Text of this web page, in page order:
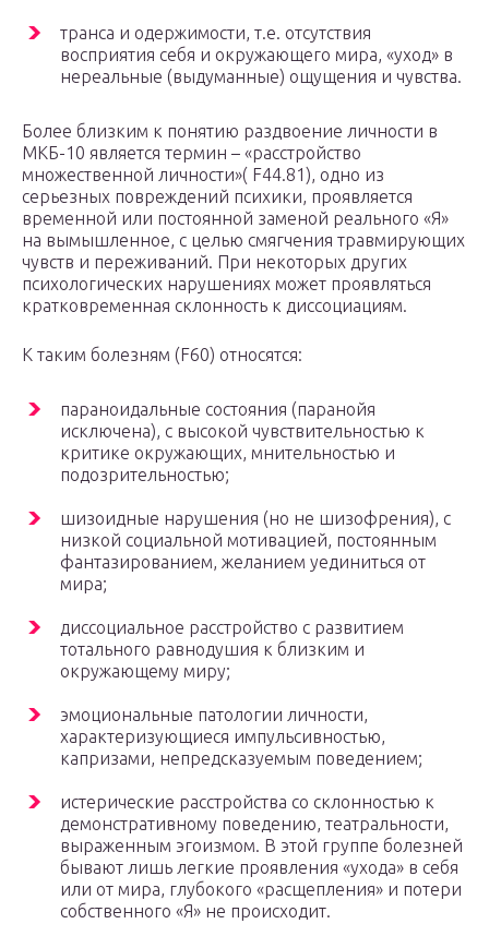
транса и одержимости, т.е. отсутствия
восприятия себя и окружающего мира, «уход» в
нереальные (выдуманные) ощущения и чувства.
Более близким к понятию раздвоение личности в
МКБ-10 является термин – «расстройство
множественной личности»( F44.81), одно из
серьезных повреждений психики, проявляется
временной или постоянной заменой реального «Я»
на вымышленное, с целью смягчения травмирующих
чувств и переживаний. При некоторых других
психологических нарушениях может проявляться
кратковременная склонность к диссоциациям.
К таким болезням (F60) относятся:
параноидальные состояния (паранойя
исключена), с высокой чувствительностью к
критике окружающих, мнительностью и
подозрительностью;
шизоидные нарушения (но не шизофрения), с
низкой социальной мотивацией, постоянным
фантазированием, желанием уединиться от
мира;
диссоциальное расстройство с развитием
тотального равнодушия к близким и
окружающему миру;
эмоциональные патологии личности,
характеризующиеся импульсивностью,
капризами, непредсказуемым поведением;
истерические расстройства со склонностью к
демонстративному поведению, театральности,
выраженным эгоизмом. В этой группе болезней
бывают лишь легкие проявления «ухода» в себя
или от мира, глубокого «расщепления» и потери
собственного «Я» не происходит.